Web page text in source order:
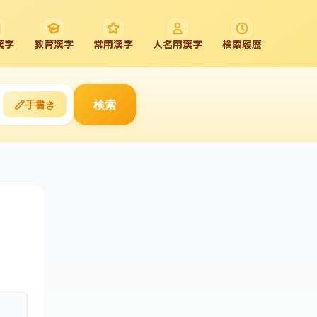
字 教育漢字 常用漢字 人名用漢字 検索履歴
手書き 検索